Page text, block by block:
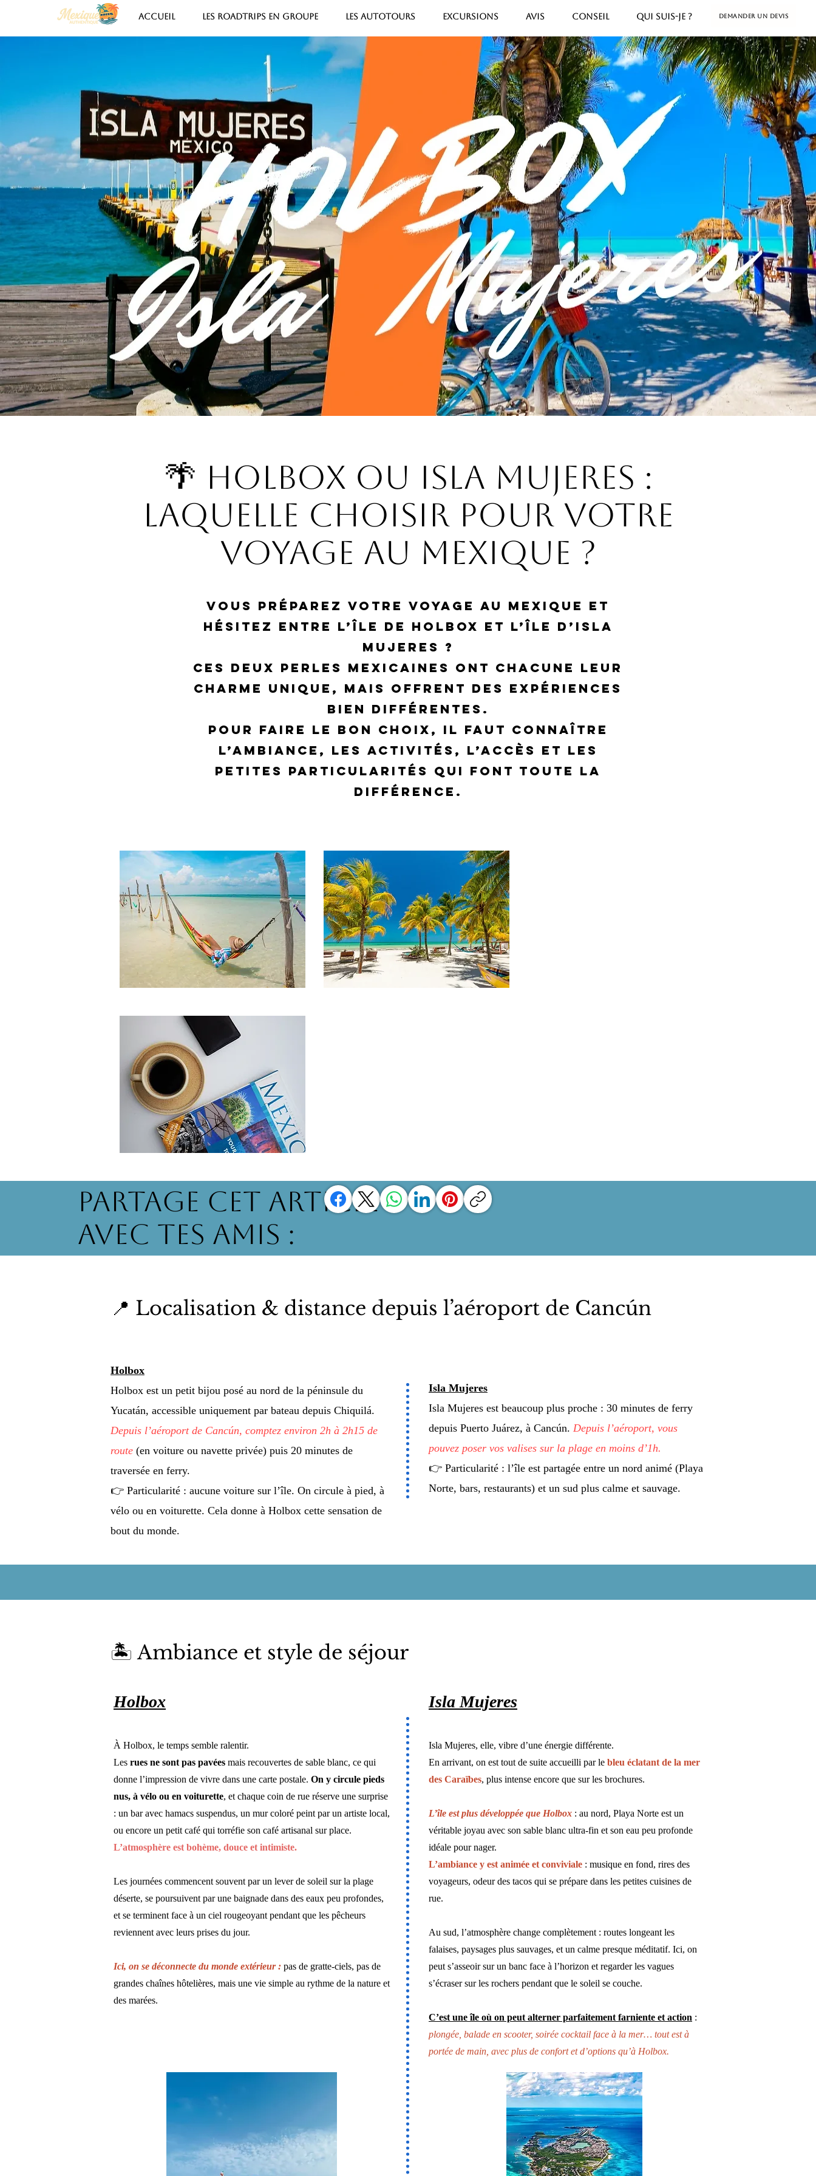
ACCUEIL LES ROADTRIPS EN GROUPE LES AUTOTOURS EXCURSIONS AVIS CONSEIL QUI SUIS-JE ? Demander un devis
🌴 Holbox ou Isla Mujeres :
laquelle choisir pour votre
voyage au Mexique ?
Vous préparez votre voyage au Mexique et
hésitez entre l’île de Holbox et l’île d’Isla
Mujeres ?
Ces deux perles mexicaines ont chacune leur
charme unique, mais offrent des expériences
bien différentes.
Pour faire le bon choix, il faut connaître
l’ambiance, les activités, l’accès et les
petites particularités qui font toute la
différence.
Partage cet article
avec tes amis :
📍 Localisation & distance depuis l’aéroport de Cancún
Holbox
Holbox est un petit bijou posé au nord de la péninsule du
Yucatán, accessible uniquement par bateau depuis Chiquilá.
Depuis l’aéroport de Cancún, comptez environ 2h à 2h15 de
route (en voiture ou navette privée) puis 20 minutes de
traversée en ferry.
👉 Particularité : aucune voiture sur l’île. On circule à pied, à
vélo ou en voiturette. Cela donne à Holbox cette sensation de
bout du monde.
Isla Mujeres
Isla Mujeres est beaucoup plus proche : 30 minutes de ferry
depuis Puerto Juárez, à Cancún. Depuis l’aéroport, vous
pouvez poser vos valises sur la plage en moins d’1h.
👉 Particularité : l’île est partagée entre un nord animé (Playa
Norte, bars, restaurants) et un sud plus calme et sauvage.
🏝 Ambiance et style de séjour
Holbox
À Holbox, le temps semble ralentir.
Les rues ne sont pas pavées mais recouvertes de sable blanc, ce qui
donne l’impression de vivre dans une carte postale. On y circule pieds
nus, à vélo ou en voiturette, et chaque coin de rue réserve une surprise
: un bar avec hamacs suspendus, un mur coloré peint par un artiste local,
ou encore un petit café qui torréfie son café artisanal sur place.
L’atmosphère est bohème, douce et intimiste.
Les journées commencent souvent par un lever de soleil sur la plage
déserte, se poursuivent par une baignade dans des eaux peu profondes,
et se terminent face à un ciel rougeoyant pendant que les pêcheurs
reviennent avec leurs prises du jour.
Ici, on se déconnecte du monde extérieur : pas de gratte-ciels, pas de
grandes chaînes hôtelières, mais une vie simple au rythme de la nature et
des marées.
Isla Mujeres
Isla Mujeres, elle, vibre d’une énergie différente.
En arrivant, on est tout de suite accueilli par le bleu éclatant de la mer
des Caraïbes, plus intense encore que sur les brochures.
L’île est plus développée que Holbox : au nord, Playa Norte est un
véritable joyau avec son sable blanc ultra-fin et son eau peu profonde
idéale pour nager.
L’ambiance y est animée et conviviale : musique en fond, rires des
voyageurs, odeur des tacos qui se prépare dans les petites cuisines de
rue.
Au sud, l’atmosphère change complètement : routes longeant les
falaises, paysages plus sauvages, et un calme presque méditatif. Ici, on
peut s’asseoir sur un banc face à l’horizon et regarder les vagues
s’écraser sur les rochers pendant que le soleil se couche.
C’est une île où on peut alterner parfaitement farniente et action :
plongée, balade en scooter, soirée cocktail face à la mer… tout est à
portée de main, avec plus de confort et d’options qu’à Holbox.